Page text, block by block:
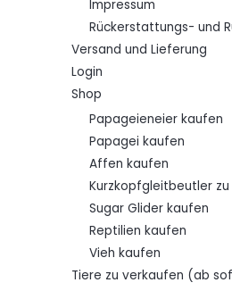
Impressum
Rückerstattungs- und
Versand und Lieferung
Login
Shop
Papageieneier kaufen
Papagei kaufen
Affen kaufen
Kurzkopfgleitbeutler
Sugar Glider kaufen
Reptilien kaufen
Vieh kaufen
Tiere zu verkaufen (ab